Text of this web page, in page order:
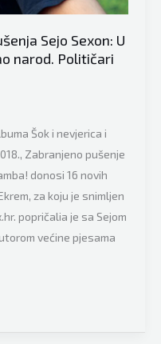
Sejo Sexon: U
narod. Političari
Šok i nevjerica i
Zabranjeno pušenje
donosi 16 novih
za koju je snimljen
popričalia je sa Sejom
većine pjesama